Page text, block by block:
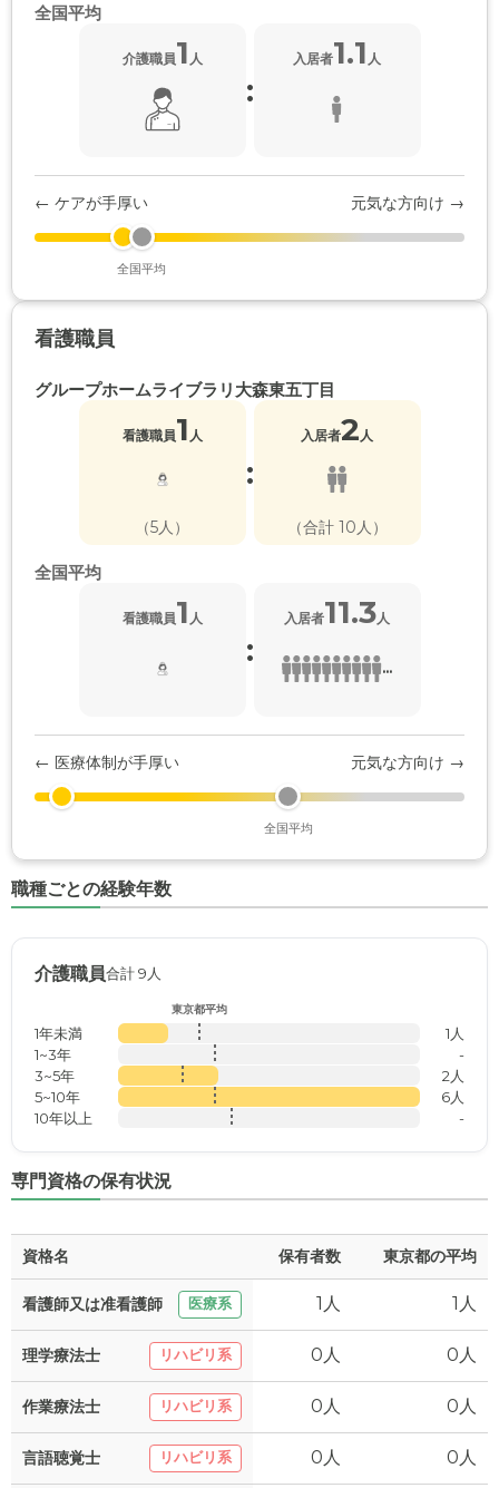
全国平均
介護職員1 人
:
入居者1.1 人
← ケアが手厚い 元気な方向け →
全国平均
看護職員
グループホームライブラリ大森東五丁目
看護職員1 人
（5人）
:
入居者2 人
（合計 10人）
全国平均
看護職員1 人
:
入居者11.3 人
...
← 医療体制が手厚い 元気な方向け →
全国平均
職種ごとの経験年数
介護職員合計 9人
東京都平均
1年未満
1人
1~3年
-
3~5年
2人
5~10年
6人
10年以上
-
専門資格の保有状況
資格名 保有者数 東京都の平均
看護師又は准看護師 医療系 1人 1人
理学療法士 リハビリ系 0人 0人
作業療法士 リハビリ系 0人 0人
言語聴覚士 リハビリ系 0人 0人